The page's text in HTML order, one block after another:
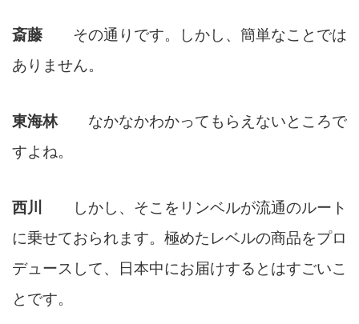
斎藤 その通りです。しかし、簡単なことでは
ありません。
東海林 なかなかわかってもらえないところで
すよね。
西川
しかし、そこをリンベルが流通のルート
に乗せておられます。極めたレベルの商品をプロ
デュースして、日本中にお届けするとはすごいこ
とです。